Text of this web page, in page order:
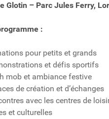
Glotin – Parc Jules Ferry,
:
pour petits et grands
et défis sportifs
mob et ambiance festive
de création et d’échanges
avec les centres de
et culturelles